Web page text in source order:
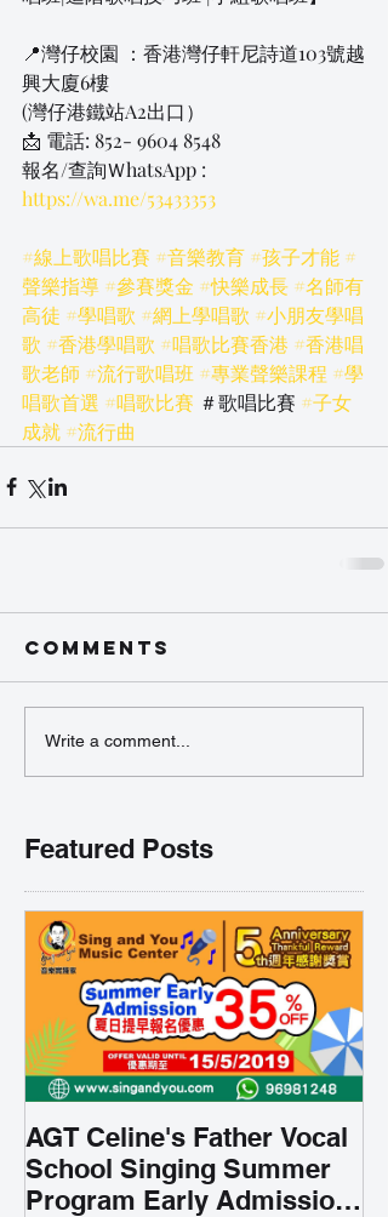
📍灣仔校園 ：香港灣仔軒尼詩道103號越
興大廈6樓
​(灣仔港鐵站A2出口）
📩 電話: 852- 9604 8548
報名/查詢ＷhatsApp :
https://wa.me/53433353
#線上歌唱比賽 #音樂教育 #孩子才能 #
聲樂指導 #參賽獎金 #快樂成長 #名師有
高徒 #學唱歌 #網上學唱歌 #小朋友學唱
歌 #香港學唱歌 #唱歌比賽香港 #香港唱
歌老師 #流行歌唱班 #專業聲樂課程 #學
唱歌首選 #唱歌比賽 ＃歌唱比賽 #子女
成就 #流行曲
Comments
Write a comment...
Featured Posts
AGT Celine's Father Vocal
School Singing Summer
Program Early Admission